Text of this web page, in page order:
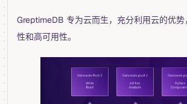
GreptimeDB 专为云而生，充分利用云的优
性和高可用性。